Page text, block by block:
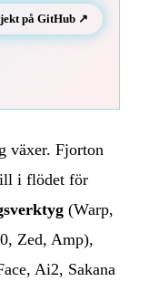
på GitHub ↗
växer. Fjorton
i flödet för
(Warp,
Zed, Amp),
Ai2, Sakana